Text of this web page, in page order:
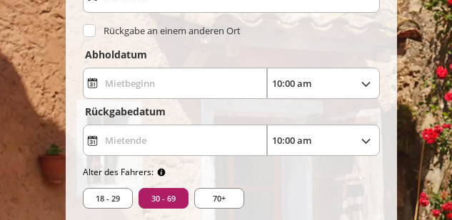
Rückgabe an einem anderen Ort
Abholdatum
Rückgabedatum
Alter des Fahrers:
18 - 29 30 - 69 70+